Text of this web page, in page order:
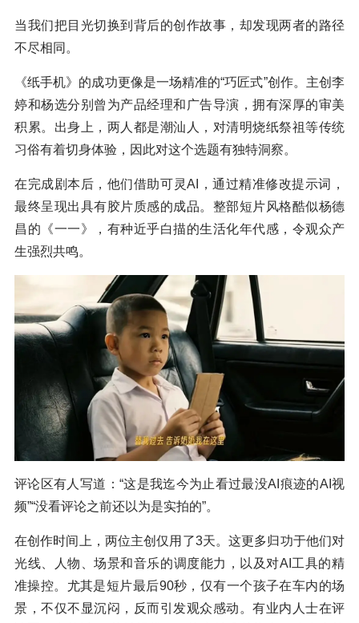
当我们把目光切换到背后的创作故事，却发现两者的路径
不尽相同。
《纸手机》的成功更像是一场精准的“巧匠式”创作。主创李
婷和杨选分别曾为产品经理和广告导演，拥有深厚的审美
积累。出身上，两人都是潮汕人，对清明烧纸祭祖等传统
习俗有着切身体验，因此对这个选题有独特洞察。
在完成剧本后，他们借助可灵AI，通过精准修改提示词，
最终呈现出具有胶片质感的成品。整部短片风格酷似杨德
昌的《一一》，有种近乎白描的生活化年代感，令观众产
生强烈共鸣。
评论区有人写道：“这是我迄今为止看过最没AI痕迹的AI视
频”“没看评论之前还以为是实拍的”。
在创作时间上，两位主创仅用了3天。这更多归功于他们对
光线、人物、场景和音乐的调度能力，以及对AI工具的精
准操控。尤其是短片最后90秒，仅有一个孩子在车内的场
景，不仅不显沉闷，反而引发观众感动。有业内人士在评